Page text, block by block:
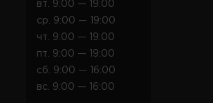
вт. 9:00 — 19:00
ср. 9:00 — 19:00
чт. 9:00 — 19:00
пт. 9:00 — 19:00
сб. 9:00 — 16:00
вс. 9:00 — 16:00